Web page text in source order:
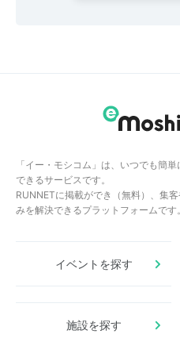
「イー・モシコム」は、いつでも簡
できるサービスです。
RUNNETに掲載ができ（無料）、集
みを解決できるプラットフォームです。
イベントを探す
施設を探す